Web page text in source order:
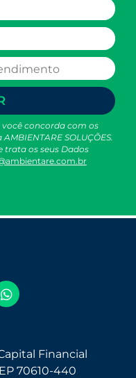
você concorda com os
AMBIENTARE SOLUÇÕES.
trata os seus Dados
Financial
70610-440